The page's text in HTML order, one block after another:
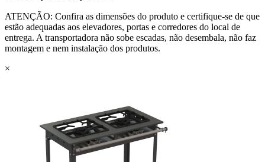
ATENÇÃO: Confira as dimensões do produto e certifique-se de que
estão adequadas aos elevadores, portas e corredores do local de
entrega. A transportadora não sobe escadas, não desembala, não faz
montagem e nem instalação dos produtos.
×